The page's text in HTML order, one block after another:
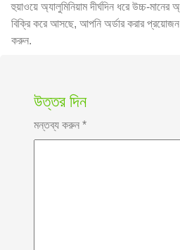
হুয়াওয়ে অ্যালুমিনিয়াম দীর্ঘদিন ধরে উচ্চ-
বিক্রি করে আসছে, আপনি অর্ডার করার
করুন.
উত্তর দিন
মন্তব্য করুন *